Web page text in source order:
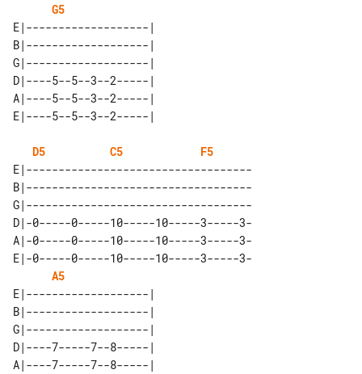
G5
E|-------------------|
B|-------------------|
G|-------------------|
D|----5--5--3--2-----|
A|----5--5--3--2-----|
D5 C5
F5
E|-----------------------------------
B|-----------------------------------
G|-----------------------------------
D|-0-----0-----10-----10-----3-----3-
A|-0-----0-----10-----10-----3-----3-
E|-0-----0-----10-----10-----3-----3-
A5
E|-------------------|
B|-------------------|
G|-------------------|
D|----7-----7--8-----|
A|----7-----7--8-----|